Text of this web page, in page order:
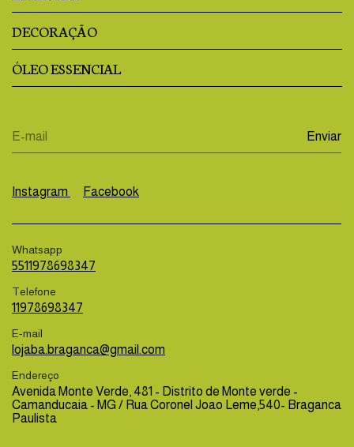
DECORAÇÃO
ÓLEO ESSENCIAL
Instagram Facebook
Whatsapp
5511978698347
Telefone
11978698347
E-mail
lojaba.braganca@gmail.com
Endereço
Avenida Monte Verde, 481 - Distrito de Monte verde -
Camanducaia - MG / Rua Coronel Joao Leme,540- Braganca
Paulista